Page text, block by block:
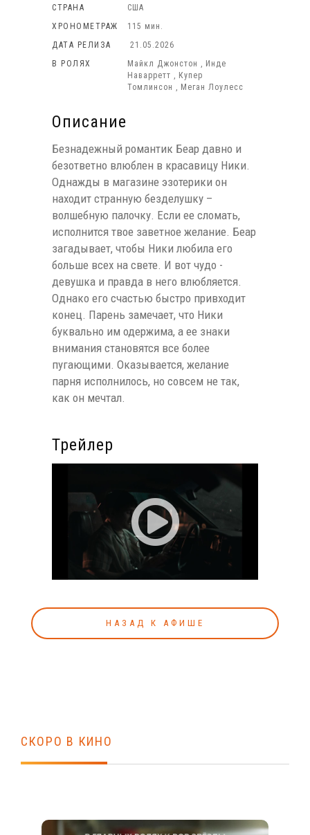
СТРАНА
США
ХРОНОМЕТРАЖ
115 мин.
ДАТА РЕЛИЗА
21.05.2026
В РОЛЯХ
Майкл Джонстон , Инде
Наварретт , Купер
Томлинсон , Меган Лоулесс
Описание
Безнадежный романтик Беар давно и
безответно влюблен в красавицу Ники.
Однажды в магазине эзотерики он
находит странную безделушку –
волшебную палочку. Если ее сломать,
исполнится твое заветное желание. Беар
загадывает, чтобы Ники любила его
больше всех на свете. И вот чудо -
девушка и правда в него влюбляется.
Однако его счастью быстро привходит
конец. Парень замечает, что Ники
буквально им одержима, а ее знаки
внимания становятся все более
пугающими. Оказывается, желание
парня исполнилось, но совсем не так,
как он мечтал.
Трейлер
НАЗАД К АФИШЕ
СКОРО В КИНО